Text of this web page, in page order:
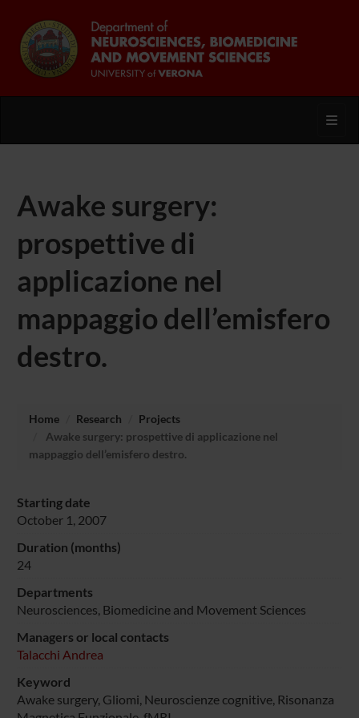
Awake surgery:
prospettive di
applicazione nel
mappaggio dell’emisfero
destro.
Home Research
Projects
Awake surgery: prospettive di applicazione nel
mappaggio dell’emisfero destro.
Starting date
October 1, 2007
Duration (months)
24
Departments
Neurosciences, Biomedicine and Movement Sciences
Managers or local contacts
Talacchi Andrea
Keyword
Awake surgery, Gliomi, Neuroscienze cognitive, Risonanza